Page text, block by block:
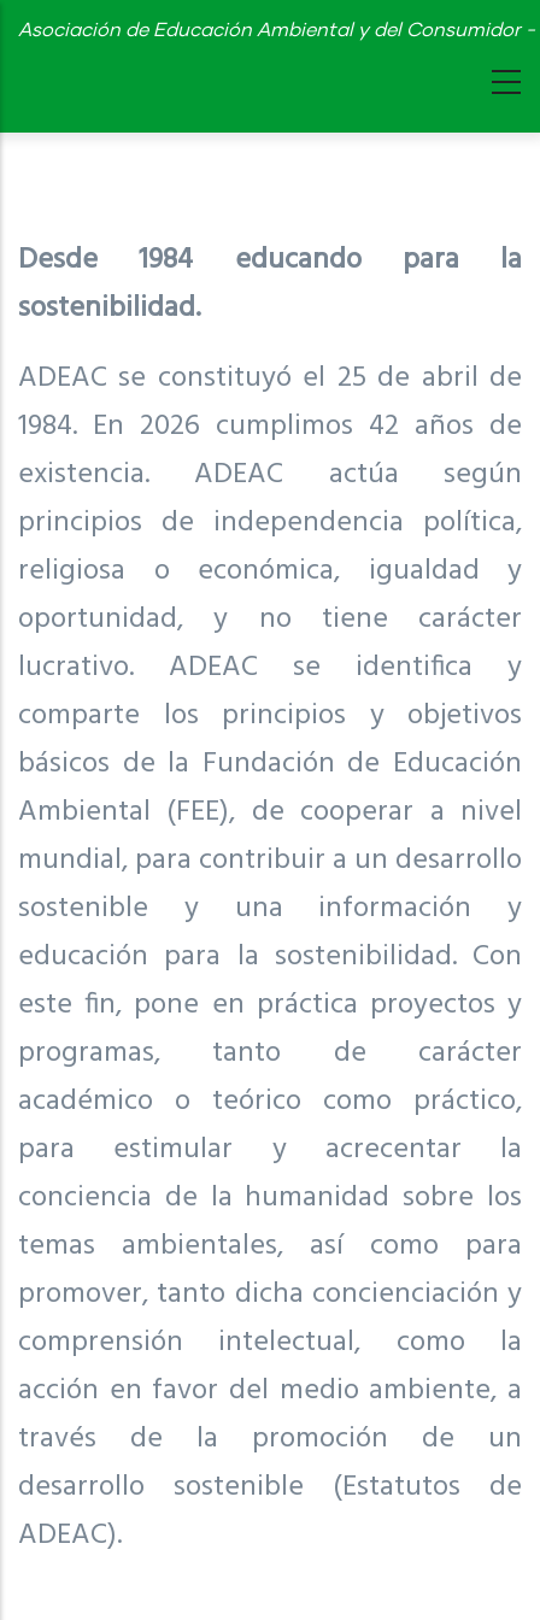
Skip
content
Asociación de Educación Ambiental y del Consumidor
Desde 1984 educando para la
sostenibilidad.
ADEAC se constituyó el 25 de abril de
1984. En 2026 cumplimos 42 años de
existencia. ADEAC actúa según
principios de independencia política,
religiosa o económica, igualdad y
oportunidad, y no tiene carácter
lucrativo. ADEAC se identifica y
comparte los principios y objetivos
básicos de la Fundación de Educación
Ambiental (FEE), de cooperar a nivel
mundial, para contribuir a un desarrollo
sostenible y una información y
educación para la sostenibilidad. Con
este fin, pone en práctica proyectos y
programas, tanto de carácter
académico o teórico como práctico,
para estimular y acrecentar la
conciencia de la humanidad sobre los
temas ambientales, así como para
promover, tanto dicha concienciación y
comprensión intelectual, como la
acción en favor del medio ambiente, a
través de la promoción de un
desarrollo sostenible (Estatutos de
ADEAC).